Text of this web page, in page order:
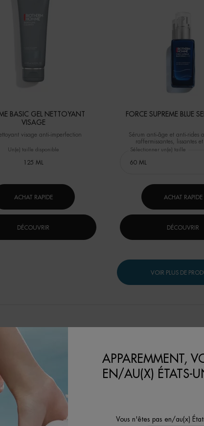
BASIC GEL NETTOYANT
VISAGE
visage anti-imperfection
Un(e) taille disponible
125 ML
ACHAT RAPIDE
DÉCOUVRIR
FORCE SUPREME BLUE
Sérum anti-âge et anti-rides
raffermissantes, lissantes
Sélectionner un(e) taille
ACHAT RAPIDE
DÉCOUVRIR
VOIR PLUS DE
APPAREMMENT,
EN/AU(X) ÉTATS-
Vous n'êtes pas en/au(x)